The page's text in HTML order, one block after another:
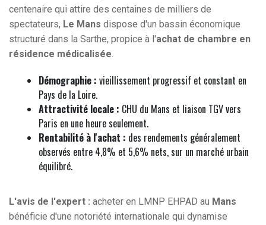
centenaire qui attire des centaines de milliers de
spectateurs, Le Mans dispose d'un bassin économique
structuré dans la Sarthe, propice à l'achat de chambre en
résidence médicalisée
Démographie : vieillissement progressif et constant en
Pays de la Loire.
Attractivité locale : CHU du Mans et liaison TGV vers
Paris en une heure seulement.
Rentabilité à l'achat : des rendements généralement
observés entre 4,8% et 5,6% nets, sur un marché urbain
équilibré.
L'avis de l'expert : acheter en LMNP EHPAD au Mans
bénéficie d'une notoriété internationale qui dynamise